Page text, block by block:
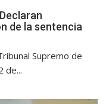
de la sentencia
Supremo de
de...